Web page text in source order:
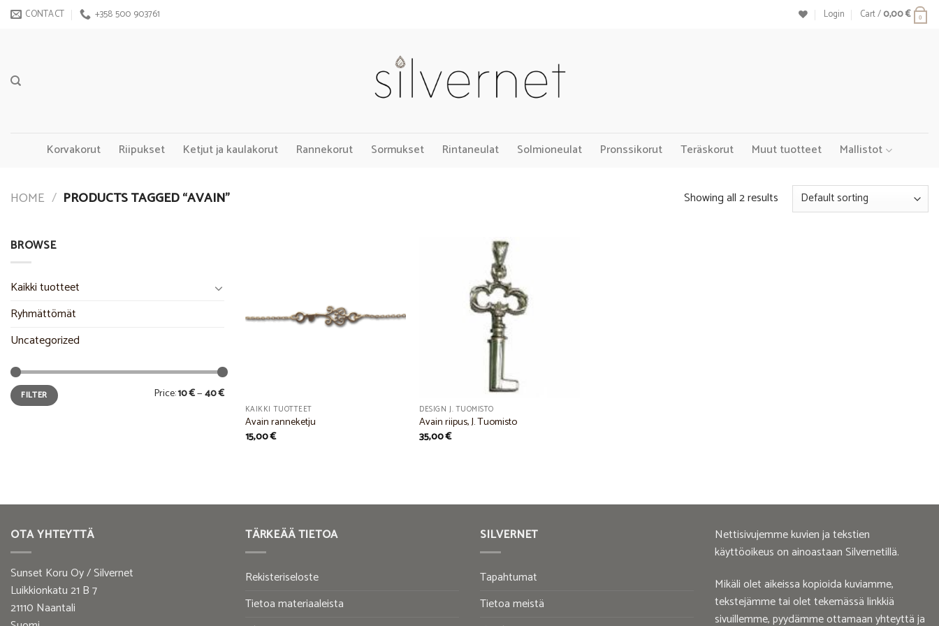
Skip CONTACT +358 500 903761 Login Cart /0,00€ 0
Korvakorut Riipukset Ketjut ja kaulakorut Rannekorut Sormukset Rintaneulat Solmioneulat Pronssikorut Teräskorut Muut tuotteet Mallistot
HOME / PRODUCTS TAGGED “AVAIN” Showing all 2 results
BROWSE
Kaikki tuotteet
Ryhmättömät
Uncategorized
Min
price
Max
priceFILTER Price:10 €—40 €
KAIKKI TUOTTEET
Avain ranneketju
15,00€
DESIGN J. TUOMISTO
Avain riipus, J. Tuomisto
35,00€
OTA YHTEYTTÄ
Sunset Koru Oy / Silvernet
Luikkionkatu 21 B 7
21110 Naantali
TÄRKEÄÄ TIETOA
Rekisteriseloste
Tietoa materiaaleista
SILVERNET
Tapahtumat
Tietoa meistä
Nettisivujemme kuvien ja tekstien
käyttöoikeus on ainoastaan Silvernetillä.
Mikäli olet aikeissa kopioida kuviamme,
tekstejämme tai olet tekemässä linkkiä
sivuillemme, pyydämme ottamaan yhteyttä ja